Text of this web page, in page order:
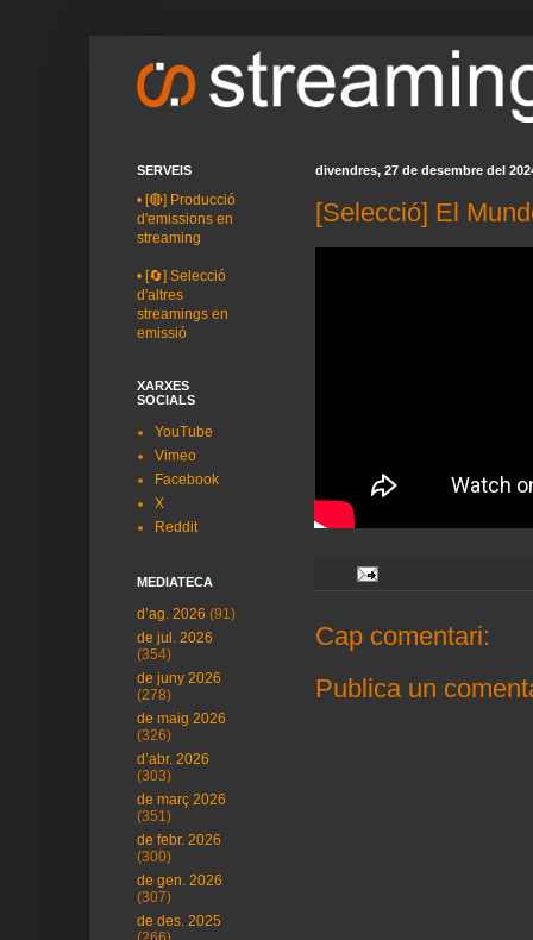
divendres, 27 de desembre del
[Selecció] El
Cap comentari:
Publica un
SERVEIS
• [🔴] Producció
d'emissions en
streaming
• [🔄] Selecció
d'altres
streamings en
emissió
XARXES
SOCIALS
YouTube
Vimeo
Facebook
X
Reddit
MEDIATECA
d’ag. 2026 (91)
de jul. 2026
(354)
de juny 2026
(278)
de maig 2026
(326)
d’abr. 2026
(303)
de març 2026
(351)
de febr. 2026
(300)
de gen. 2026
(307)
de des. 2025